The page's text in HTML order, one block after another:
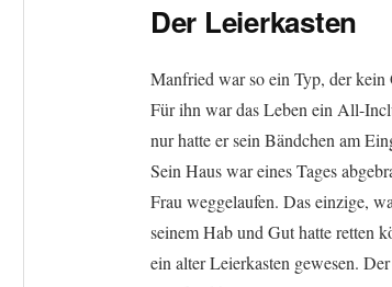
Der Leierkasten
Manfried war so ein Typ, der kein
Für ihn war das Leben ein All-
nur hatte er sein Bändchen am
Sein Haus war eines Tages
Frau weggelaufen. Das einzige,
seinem Hab und Gut hatte retten
ein alter Leierkasten gewesen. Der